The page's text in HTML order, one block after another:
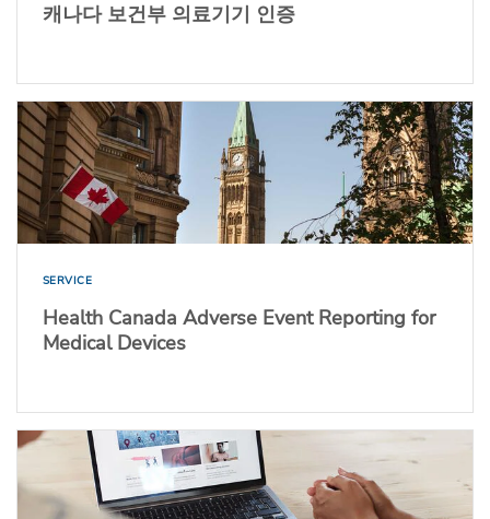
캐나다 보건부 의료기기 인증
SERVICE
Health Canada Adverse Event Reporting for
Medical Devices